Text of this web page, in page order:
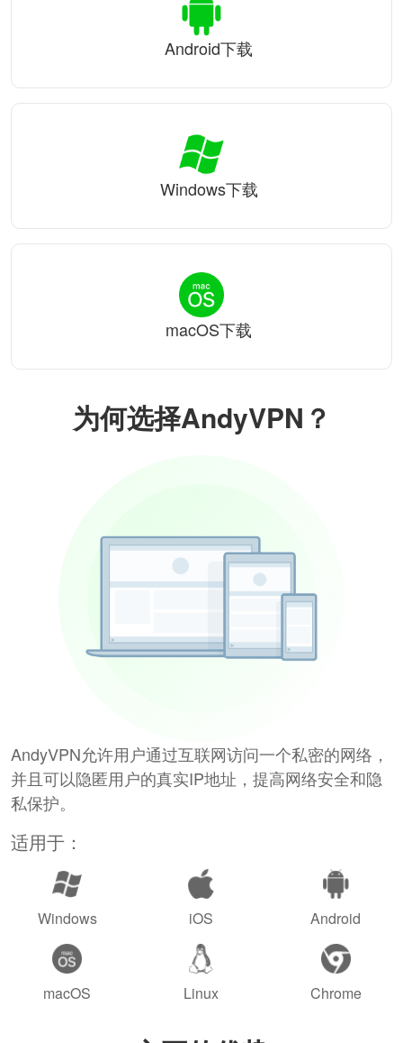
为何选择AndyVPN？
AndyVPN允许用户通过互联网访问一个私密的网络，
并且可以隐匿用户的真实IP地址，提高网络安全和隐
私保护。
适用于：
Windows iOS Android
macOS Linux Chrome
Android下载
Windows下载
macOS下载